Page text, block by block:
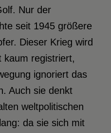
Nur der
seit 1945 größere
Dieser Krieg wird
kaum registriert,
ignoriert das
Auch sie denkt
weltpolitischen
da sie sich mit